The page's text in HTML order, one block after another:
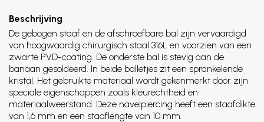
Beschrijving
De gebogen staaf en de afschroefbare bal zijn vervaardigd
van hoogwaardig chirurgisch staal 316L en voorzien van een
zwarte PVD-coating. De onderste bal is stevig aan de
banaan gesoldeerd. In beide balletjes zit een sprankelende
kristal. Het gebruikte materiaal wordt gekenmerkt door zijn
speciale eigenschappen zoals kleurechtheid en
materiaalweerstand. Deze navelpiercing heeft een staafdikte
van 1,6 mm en een staaflengte van 10 mm.